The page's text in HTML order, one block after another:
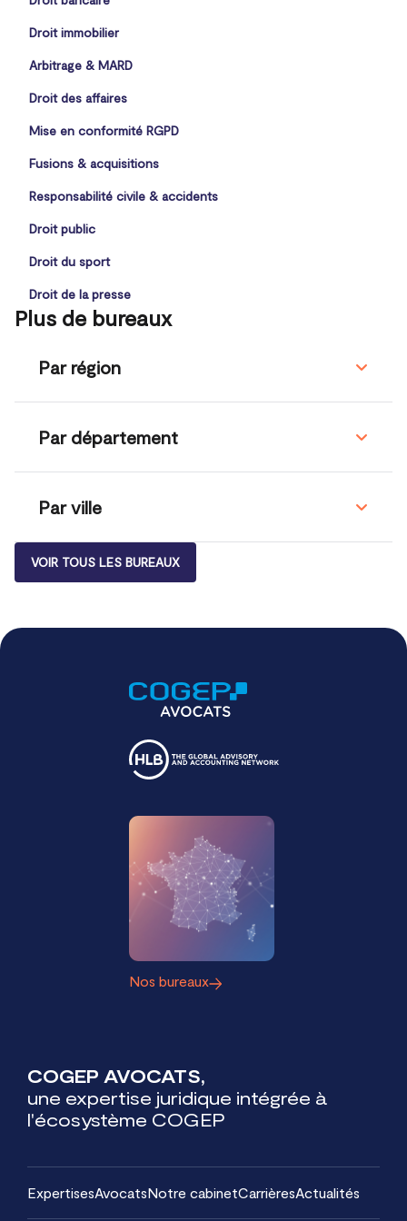
Droit immobilier
Arbitrage & MARD
Droit des affaires
Mise en conformité RGPD
Fusions & acquisitions
Responsabilité civile & accidents
Droit public
Droit du sport
Droit de la presse
Plus de bureaux
Par région
Par département
Par ville
VOIR TOUS LES BUREAUX
Nos bureaux
COGEP AVOCATS,
une expertise juridique intégrée à
l'écosystème COGEP
ExpertisesAvocatsNotre cabinetCarrièresActualités